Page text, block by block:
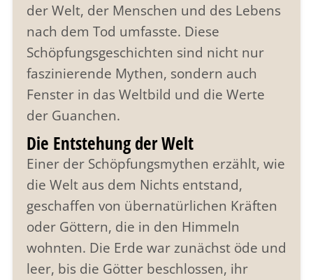
der Welt, der Menschen und des Lebens
nach dem Tod umfasste. Diese
Schöpfungsgeschichten sind nicht nur
faszinierende Mythen, sondern auch
Fenster in das Weltbild und die Werte
der Guanchen.
Die Entstehung der Welt
Einer der Schöpfungsmythen erzählt, wie
die Welt aus dem Nichts entstand,
geschaffen von übernatürlichen Kräften
oder Göttern, die in den Himmeln
wohnten. Die Erde war zunächst öde und
leer, bis die Götter beschlossen, ihr